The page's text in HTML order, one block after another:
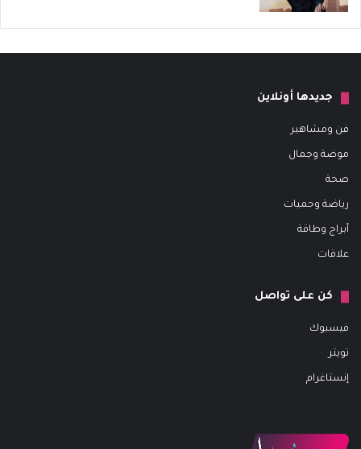
جديدها أونلاين
فن ومشاهير
موضة وجمال
صحة
رياضة وحميات
أبراج وطاقة
علاقات
كن على تواصل
فيسبوك
تويتر
إنستاغرام